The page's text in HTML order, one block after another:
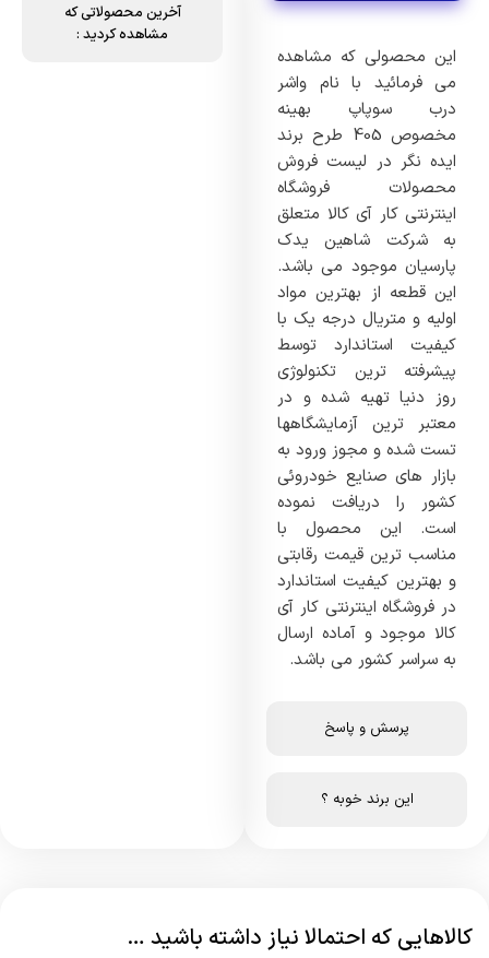
پرسش و پاسخ
این برند خوبه ؟
این محصولی که مشاهده
می فرمائید با نام واشر
درب سوپاپ بهینه
مخصوص 405 طرح برند
ایده نگر در لیست فروش
محصولات فروشگاه
اینترنتی کار آی کالا متعلق
به شرکت شاهین یدک
پارسیان موجود می باشد.
این قطعه از بهترین مواد
اولیه و متریال درجه یک با
کیفیت استاندارد توسط
پیشرفته ترین تکنولوژی
روز دنیا تهیه شده و در
معتبر ترین آزمایشگاهها
تست شده و مجوز ورود به
بازار های صنایع خودروئی
کشور را دریافت نموده
است. این محصول با
مناسب ترین قیمت رقابتی
و بهترین کیفیت استاندارد
در فروشگاه اینترنتی کار آی
کالا موجود و آماده ارسال
به سراسر کشور می باشد.
آخرین محصولاتی که
مشاهده کردید :
کالاهایی که احتمالا نیاز داشته باشید …